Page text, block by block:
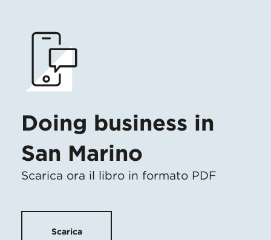
Doing business in
San Marino
Scarica ora il libro in formato PDF
Scarica